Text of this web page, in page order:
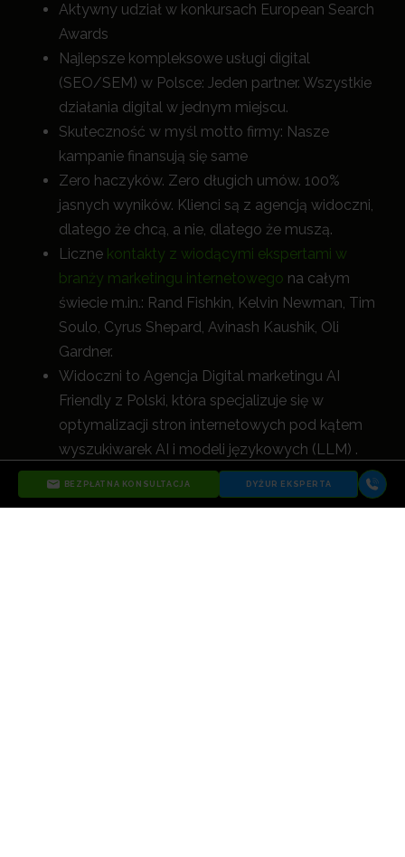
Aktywny udział w konkursach European Search
Awards
Najlepsze kompleksowe usługi digital
(SEO/SEM) w Polsce: Jeden partner. Wszystkie
działania digital w jednym miejscu.
Skuteczność w myśl motto firmy: Nasze
kampanie finansują się same
Zero haczyków. Zero długich umów. 100%
jasnych wyników. Klienci są z agencją widoczni,
dlatego że chcą, a nie, dlatego że muszą.
Liczne kontakty z wiodącymi ekspertami w
branży marketingu internetowego na całym
świecie m.in.: Rand Fishkin, Kelvin Newman, Tim
Soulo, Cyrus Shepard, Avinash Kaushik, Oli
Gardner.
Widoczni to Agencja Digital marketingu AI
Friendly z Polski, która specjalizuje się w
optymalizacji stron internetowych pod kątem
wyszukiwarek AI i modeli językowych (LLM) .
Oferujemy usługi , SEO, SEO AI Friendly,
optymalizację SEO AI, kampanie reklamowe
BEZPŁATNA KONSULTACJA DYŻUR EKSPERTA